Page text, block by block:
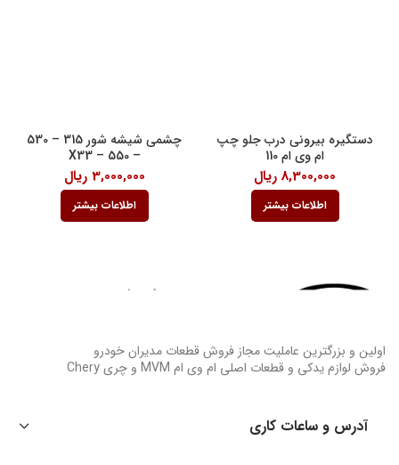
دستگیره بیرونی درب جلو چپ
ام وی ام 110
8,300,000 ریال
اطلاعات بیشتر
چشمی شیشه شور 315 – 530
– 550 – X33
3,000,000 ریال
اطلاعات بیشتر
اولین و بزرگترین عاملیت مجاز فروش قطعات مدیران خودرو
فروش لوازم یدکی و قطعات اصلی ام وی ام MVM و چری Chery
آدرس و ساعات کاری